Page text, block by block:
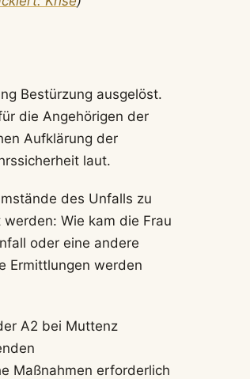
Bestürzung ausgelöst.
die Angehörigen der
Aufklärung der
laut.
des Unfalls zu
Wie kam die Frau
oder eine andere
Ermittlungen werden
A2 bei Muttenz
Maßnahmen erforderlich